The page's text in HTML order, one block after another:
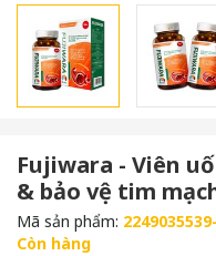
Fujiwara - Viên
& bảo vệ tim
Mã sản phẩm:
Còn hàng